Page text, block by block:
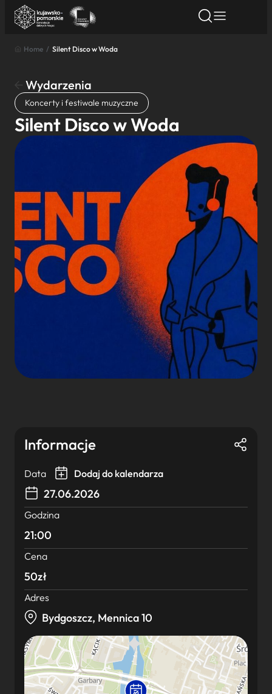
Znajdź atrakcję
Nazwa atrakcji
Miasto
Wyszukaj
Home / Silent Disco w Woda
Wydarzenia
Koncerty i festiwale muzyczne
Silent Disco w Woda
Informacje
Data Dodaj do kalendarza
27.06.2026
Godzina
21:00
Cena
50zł
Adres
Bydgoszcz, Mennica 10